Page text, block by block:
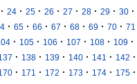
· 24 · 25 · 26 · 27 · 28 · 29 · 30 ·
· 65 · 66 · 67 · 68 · 69 · 70 · 71
· 105 · 106 · 107 · 108 · 109 ·
· 138 · 139 · 140 · 141 · 142 ·
· 171 · 172 · 173 · 174 · 175 ·